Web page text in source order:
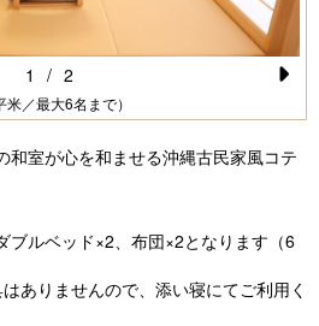
／最大6名まで）
xt
1 / 2
和室が心を和ませる沖縄古民家風コテ
ブルベッド×2、布団×2となります（6
ありませんので、添い寝にてご利用く